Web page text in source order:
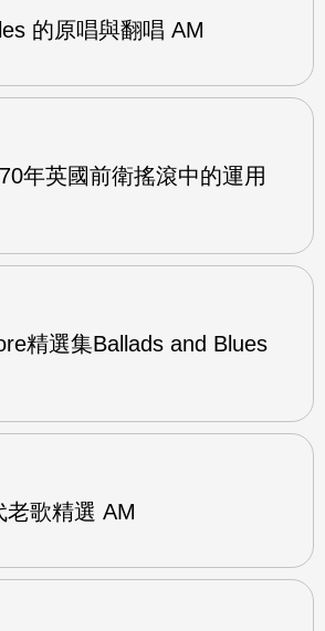
的原唱與翻唱 AM
年英國前衛搖滾中的運用
精選集Ballads and Blues
老歌精選 AM